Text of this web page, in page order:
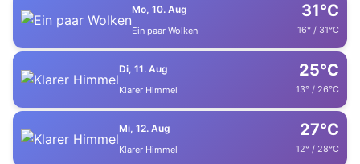
Mo, 10. Aug
Ein paar Wolken
31°C
16° / 31°C
Di, 11. Aug
Klarer Himmel
25°C
13° / 26°C
Mi, 12. Aug
Klarer Himmel
27°C
12° / 28°C